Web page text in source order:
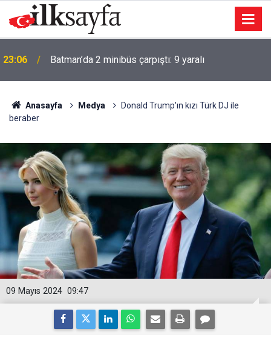
23:04
taşımak konusunda kararlıyız
Anasayfa Medya
Donald Trump'ın kızı Türk DJ ile
beraber
09:47
09 Mayıs 2024